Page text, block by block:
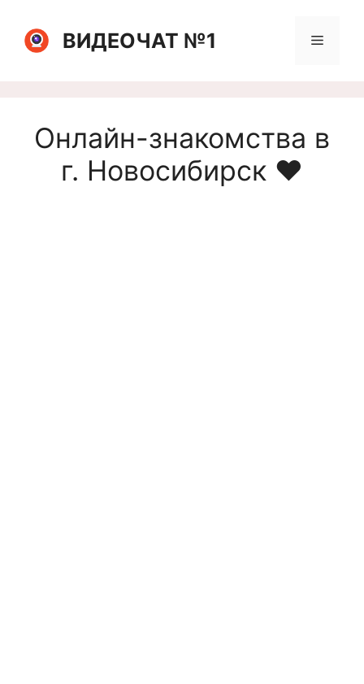
содержимомуВИДЕОЧАТ №1 Меню
Онлайн-знакомства в
г. Новосибирск ❤️